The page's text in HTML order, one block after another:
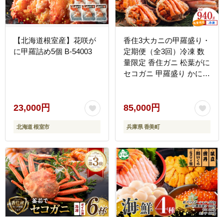
【北海道根室産】花咲が
に甲羅詰め5個 B-54003
23,000円
北海道 根室市
香住3大カニの甲羅盛り・
定期便（全3回）冷凍 数
量限定 香住ガニ 松葉がに
セコガニ 甲羅盛り かに
85,000円
兵庫県 香美町